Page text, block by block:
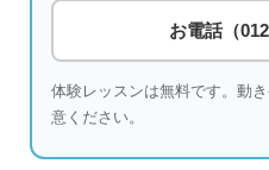
お電話（
体験レッスンは無料です。動
意ください。